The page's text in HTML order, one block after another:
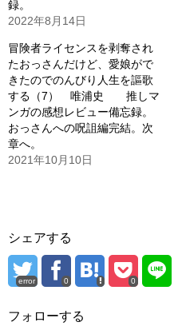
録。
2022年8月14日
冒険者ライセンスを剥奪され
たおっさんだけど、愛娘がで
きたのでのんびり人生を謳歌
する（7） 唯浦史 推しマ
ンガの感想レビュー備忘録。
おっさんへの呪詛編完結。次
章へ。
2021年10月10日
シェアする
error 0 0
フォローする